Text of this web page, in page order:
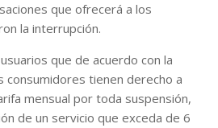
que ofrecerá a los
la interrupción.
que de acuerdo con la
consumidores tienen derecho a
mensual por toda suspensión,
de un servicio que exceda de 6